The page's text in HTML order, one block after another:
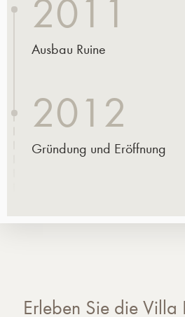
2011
Ausbau Ruine
2012
Gründung und Eröffnung
Erleben Sie die Villa